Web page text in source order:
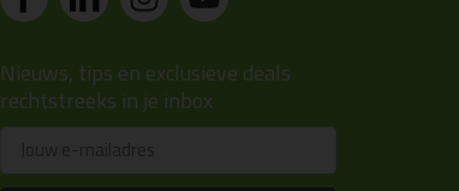
Nieuws, tips en exclusieve deals
rechtstreeks in je inbox